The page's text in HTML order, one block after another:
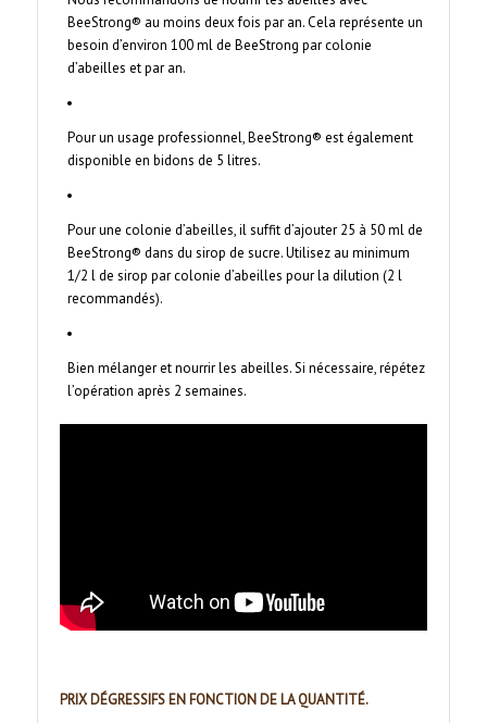
BeeStrong® au moins deux fois par an. Cela représente un
besoin d’environ 100 ml de BeeStrong par colonie
d’abeilles et par an.
Pour un usage professionnel, BeeStrong® est également
disponible en bidons de 5 litres.
Pour une colonie d’abeilles, il suffit d’ajouter 25 à 50 ml de
BeeStrong® dans du sirop de sucre. Utilisez au minimum
1/2 l de sirop par colonie d’abeilles pour la dilution (2 l
recommandés).
Bien mélanger et nourrir les abeilles. Si nécessaire, répétez
l’opération après 2 semaines.
PRIX DÉGRESSIFS EN FONCTION DE LA QUANTITÉ.